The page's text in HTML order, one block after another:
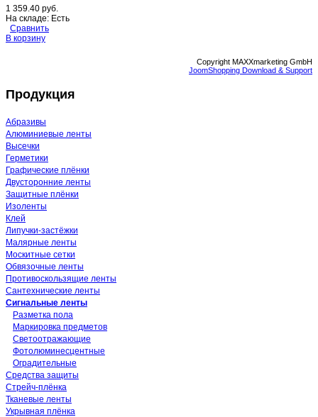
1 359.40 руб.
На складе: Есть
Сравнить
В корзину
Copyright MAXXmarketing GmbH
JoomShopping Download & Support
Продукция
Абразивы
Алюминиевые ленты
Высечки
Герметики
Графические плёнки
Двусторонние ленты
Защитные плёнки
Изоленты
Клей
Липучки-застёжки
Малярные ленты
Москитные сетки
Обвязочные ленты
Противоскользящие ленты
Сантехнические ленты
Сигнальные ленты
Разметка пола
Маркировка предметов
Светоотражающие
Фотолюминесцентные
Оградительные
Средства защиты
Стрейч-плёнка
Тканевые ленты
Укрывная плёнка